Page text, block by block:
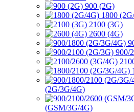
900 (2G)
1800
2100 (3G)
2600 (4G)
900/
(2G/3G/4G)
(GSM/3G/4G)